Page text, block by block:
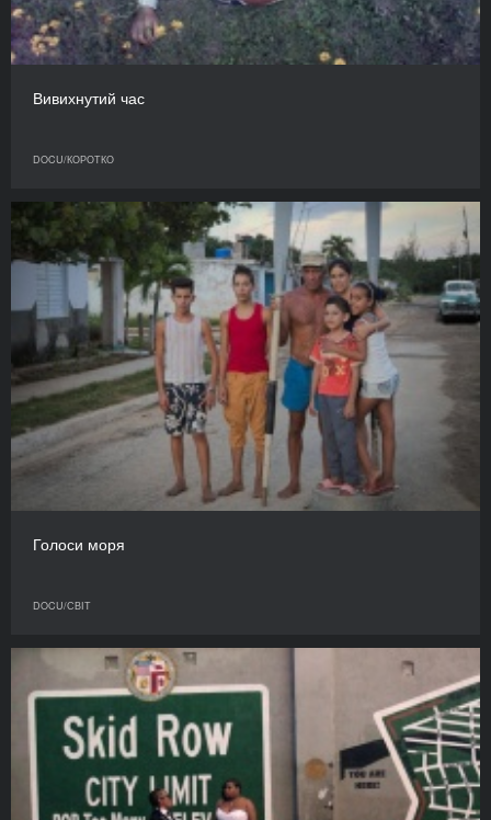
Вивихнутий час
DOCU/КОРОТКО
Голоси моря
DOCU/СВІТ